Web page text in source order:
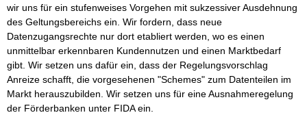
wir uns für ein stufenweises Vorgehen mit sukzessiver Ausdehnung
des Geltungsbereichs ein. Wir fordern, dass neue
Datenzugangsrechte nur dort etabliert werden, wo es einen
unmittelbar erkennbaren Kundennutzen und einen Marktbedarf
gibt. Wir setzen uns dafür ein, dass der Regelungsvorschlag
Anreize schafft, die vorgesehenen "Schemes" zum Datenteilen im
Markt herauszubilden. Wir setzen uns für eine Ausnahmeregelung
der Förderbanken unter FIDA ein.